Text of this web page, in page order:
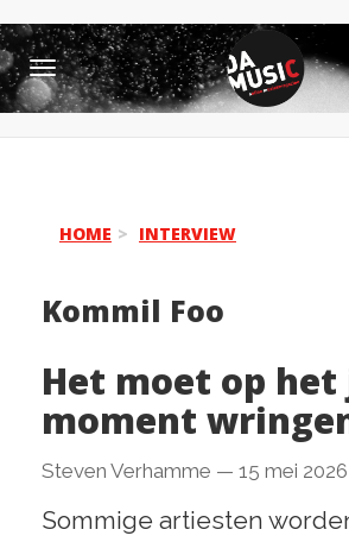
Toggle
navigation
HOME INTERVIEW
Kommil Foo
Het moet op
moment
Steven Verhamme — 15 mei 2026
Sommige artiesten